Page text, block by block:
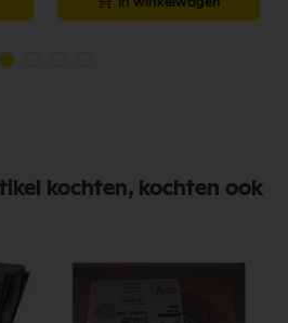
kochten, kochten ook